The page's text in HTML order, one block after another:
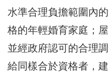
水準合理負擔範圍內
格的年輕婚育家庭；
並經政府認可的合理
給同樣合於資格者，